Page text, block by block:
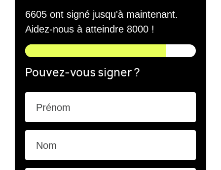
6605 ont signé jusqu'à maintenant.
Aidez-nous à atteindre 8000 !
Pouvez-vous signer ?
Prénom
Nom